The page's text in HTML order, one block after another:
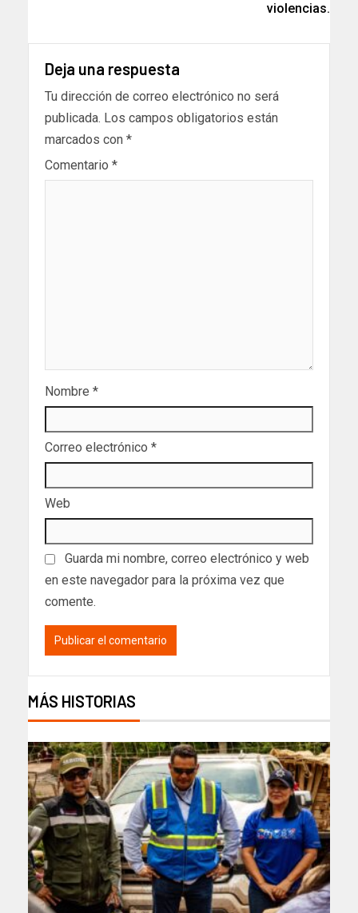
violencias.
Deja una respuesta
Tu dirección de correo electrónico no será
publicada. Los campos obligatorios están
marcados con *
Comentario *
Nombre *
Correo electrónico *
Web
Guarda mi nombre, correo electrónico y web
en este navegador para la próxima vez que
comente.
MÁS HISTORIAS